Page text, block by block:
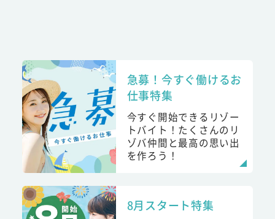
急募！今すぐ働けるお
仕事特集
今すぐ開始できるリゾー
トバイト！たくさんのリ
ゾバ仲間と最高の思い出
を作ろう！
8月スタート特集